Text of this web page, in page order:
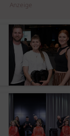
Anzeige